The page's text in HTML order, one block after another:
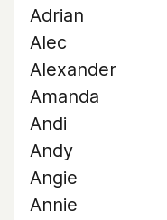
Adrian
Alec
Alexander
Amanda
Andi
Andy
Angie
Annie